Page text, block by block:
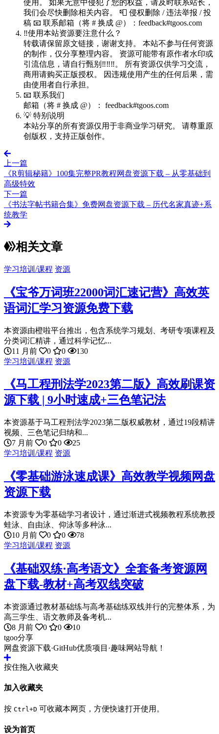
使用。 如果无意中侵犯了您的权益，请及时联系站长，
我们会尽快删除相关内容。 📮 侵权删除 / 违法举报 / 投
稿 📧 联系邮箱（将 # 换成 @）：feedback#tgoos.com
‼️使用本站资源要注意什么？
转载请保留原文链接，谢谢支持。 本站不参与任何资源
的制作，仅分享整理内容。 资源可能带有原作者水印或
引流信息，请自行甄别‼️‼️‼️。 所有资源仅供学习交流，
商用请购买正版授权。 因违规使用产生的任何后果，需
由使用者自行承担。
📧 联系我们
邮箱（将 # 换成 @）： feedback#tgoos.com
💡 特别说明
本站分享的所有资源仅用于非商业学习研究。 请尊重原
创版权，支持正版创作。
上一篇
《R剪辑秘籍》100集完整PR教程网盘资源下载 – 从零基础到
高级特效
下一篇
《书法字帖书籍合集》免费网盘资源下载 – 历代名家真迹+系
统教学
相关文章
学习培训/课程 资源
《宝爷万词班22000词汇速记营》高效英
语词汇学习资源免费下载
本资源由橙啦平台推出，包含系统学习规划、考研专项课程及
分类词汇精讲，通过科学记忆...
11 月前
0 0
130
学习培训/课程 资源
《马工程刑法学2023第二版》高效刷课资
源下载 | 9小时速成+三色笔记法
本资源基于马工程刑法学2023第二版权威教材，通过19段精讲
视频、三色笔记归纳和...
7 月前
0 0
25
学习培训/课程 资源
《零基础游泳速成课》高效教学视频网盘
资源下载
本资源专为零基础学习者设计，通过渐进式视频教程系统教授
蛙泳、自由泳、仰泳等多种泳...
10 月前
0 0
78
学习培训/课程 资源
《基础双练·高考语文》全套备考资源网
盘下载-教材+高考双线突破
本资源通过教材基础练与高考基础练双线并行的完整体系，为
高三学生、语文教师及备考机...
8 月前
0 0
10
tgoo分享
网盘资源下载·GitHub优质项目·趣味网站导航！
按住拖入收藏夹
加入收藏夹
按 Ctrl+D 可收藏本网页，方便快速打开使用。
设为首页